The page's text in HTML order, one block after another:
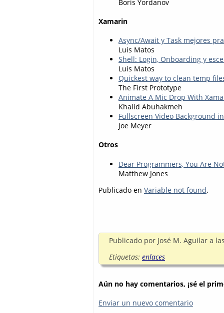
Boris Yordanov
Xamarin
Async/Await y Task mejores
Luis Matos
Shell: Login, Onboarding y
Luis Matos
Quickest way to clean temp
The First Prototype
Animate A Mic Drop With
Khalid Abuhakmeh
Fullscreen Video Background
Joe Meyer
Otros
Dear Programmers, You Are
Matthew Jones
Publicado en Variable not found.
Publicado por José M. Aguilar a
Etiquetas: enlaces
Aún no hay comentarios, ¡sé el
Enviar un nuevo comentario